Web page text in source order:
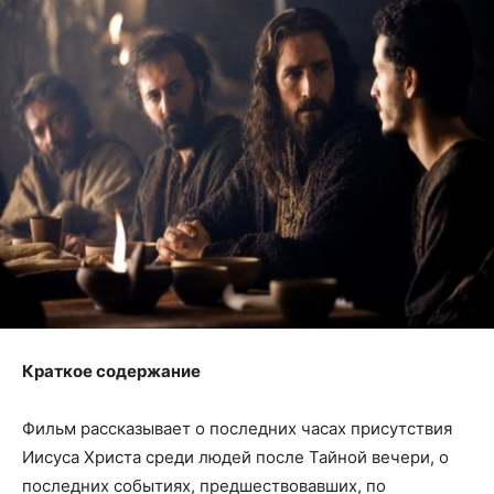
Краткое содержание
Фильм рассказывает о последних часах присутствия
Иисуса Христа среди людей после Тайной вечери, о
последних событиях, предшествовавших, по